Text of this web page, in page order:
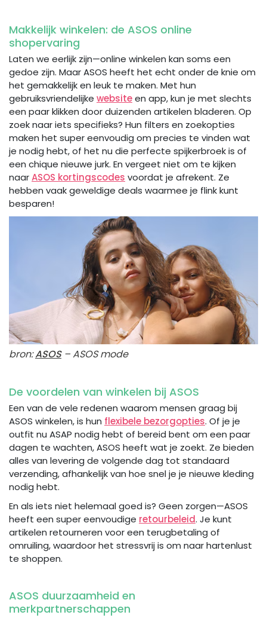
Makkelijk winkelen: de ASOS online
shopervaring
Laten we eerlijk zijn—online winkelen kan soms een
gedoe zijn. Maar ASOS heeft het echt onder de knie om
het gemakkelijk en leuk te maken. Met hun
gebruiksvriendelijke websiteen app, kun je met slechts
een paar klikken door duizenden artikelen bladeren. Op
zoek naar iets specifieks? Hun filters en zoekopties
maken het super eenvoudig om precies te vinden wat
je nodig hebt, of het nu die perfecte spijkerbroek is of
een chique nieuwe jurk. En vergeet niet om te kijken
naarASOS kortingscodes voordat je afrekent. Ze
hebben vaak geweldige deals waarmee je flink kunt
besparen!
bron:ASOS– ASOS mode
De voordelen van winkelen bij ASOS
Een van de vele redenen waarom mensen graag bij
ASOS winkelen, is hun flexibele bezorgopties. Of je je
outfit nu ASAP nodig hebt of bereid bent om een paar
dagen te wachten, ASOS heeft wat je zoekt. Ze bieden
alles van levering de volgende dag tot standaard
verzending, afhankelijk van hoe snel je je nieuwe kleding
nodig hebt.
En als iets niet helemaal goed is? Geen zorgen—ASOS
heeft een super eenvoudige retourbeleid. Je kunt
artikelen retourneren voor een terugbetaling of
omruiling, waardoor het stressvrij is om naar hartenlust
te shoppen.
ASOS duurzaamheid en
merkpartnerschappen